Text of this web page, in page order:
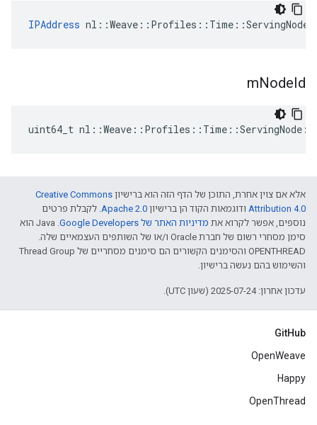
IPAddress nl ::Weave :: Profiles :: Time ::ServingNode
mNodeId
uint64_t nl ::Weave :: Profiles :: Time ::ServingNode ::
אלא אם צוין אחרת, התוכן של הדף הזה הוא ברישיון Creative Commons
Attribution 4.0‏ ודוגמאות הקוד הן ברישיון Apache 2.0‏. לקבלת פרטים
נוספים, אפשר לקרוא את מדיניות האתר של Google Developers‏
.‏ Java הוא
סימן מסחרי רשום של חברת Oracle ו/או של השותפים העצמאיים שלה.
‫OPENTHREAD והסימנים הקשורים הם סימנים מסחריים של Thread Group
והשימוש בהם נעשה ברישיון.
עדכון אחרון: 2025-07-24 (שעון UTC).
GitHub
OpenWeave
Happy
OpenThread